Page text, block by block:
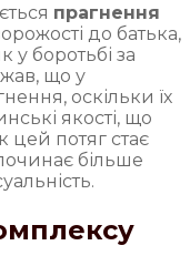
прагнення
до батька,
у боротьбі за
що у
оскільки їх
якості, що
цей потяг стає
більше